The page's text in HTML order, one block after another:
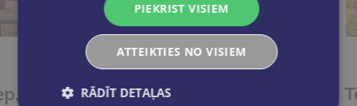
Tēju? Kafiju? Slepkavību! Melu meistarība (e-grāmata)
PIEKRIST VISIEM
ATTEIKTIES NO VISIEM
RĀDĪT DETAĻAS